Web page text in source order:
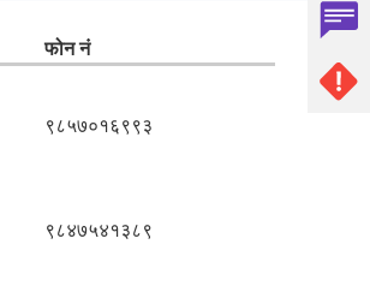
फोन नं
९८५७०१६९९३
९८४७५४१३८९